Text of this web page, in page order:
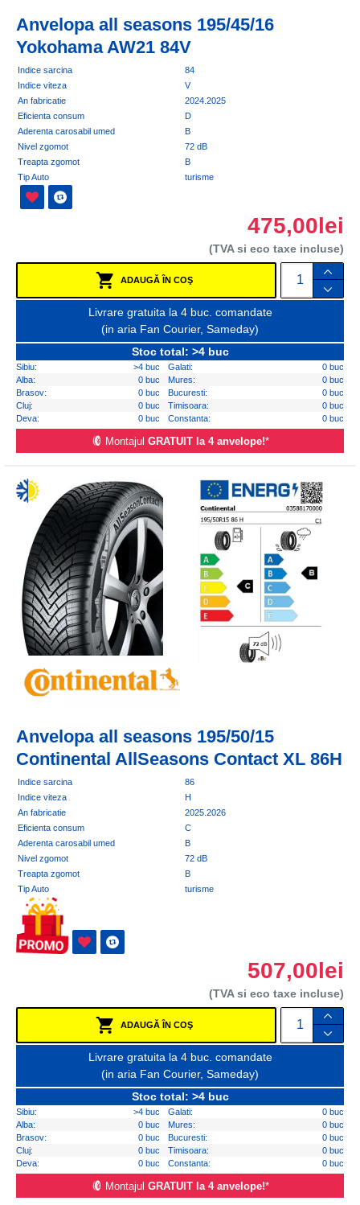
Anvelopa all seasons 195/45/16
Yokohama AW21 84V
Indice sarcina
84
Indice viteza
V
An fabricatie
2024.2025
Eficienta consum
D
Aderenta carosabil umed
B
Nivel zgomot
72 dB
Treapta zgomot
B
Tip Auto
turisme
475,00lei
(TVA si eco taxe incluse)
ADAUGĂ ÎN COŞ
Livrare gratuita la 4 buc. comandate
(in aria Fan Courier, Sameday)
Stoc total: >4 buc
Sibiu: >4 buc Galati:
0 buc
Alba:
0 buc Mures:
0 buc
Brasov:
0 buc Bucuresti:
0 buc
Cluj:
0 buc Timisoara:
0 buc
Deva:
0 buc Constanta: 0 buc
Montajul GRATUIT la 4 anvelope!*
Anvelopa all seasons 195/50/15
Continental AllSeasons Contact XL 86H
Indice sarcina
86
Indice viteza
H
An fabricatie
2025.2026
Eficienta consum
C
Aderenta carosabil umed
B
Nivel zgomot
72 dB
Treapta zgomot
B
Tip Auto
turisme
507,00lei
(TVA si eco taxe incluse)
ADAUGĂ ÎN COŞ
Livrare gratuita la 4 buc. comandate
(in aria Fan Courier, Sameday)
Stoc total: >4 buc
Sibiu: >4 buc Galati:
0 buc
Alba:
0 buc Mures:
0 buc
Brasov:
0 buc Bucuresti:
0 buc
Cluj:
0 buc Timisoara:
0 buc
Deva:
0 buc Constanta: 0 buc
Montajul GRATUIT la 4 anvelope!*